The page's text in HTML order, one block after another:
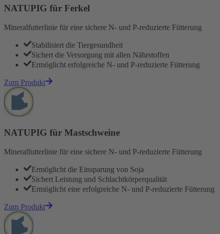
NATUPIG für Ferkel
Mineralfutterlinie für eine sichere N- und P-reduzierte Fütterung
Stabilisiert die Tiergesundheit
Sichert die Versorgung mit allen Nährstoffen
Ermöglicht erfolgreiche N- und P-reduzierte Fütterung
Zum Produkt
NATUPIG für Mastschweine
Mineralfutterlinie für eine sichere N- und P-reduzierte Fütterung
Ermöglicht die Einsparung von Soja
Sichert Leistung und Schlachtkörperqualität
Ermöglicht eine erfolgreiche N- und P-reduzierte Fütterung
Zum Produkt